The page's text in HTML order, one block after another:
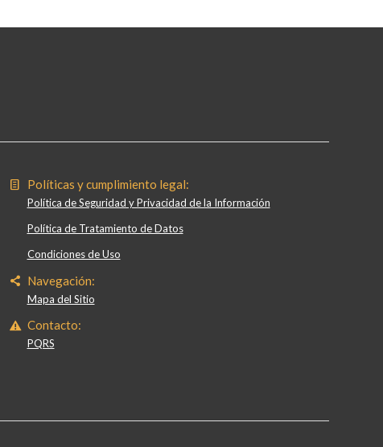
Políticas y cumplimiento legal:
Política de Seguridad y Privacidad de la Información
Política de Tratamiento de Datos
Condiciones de Uso
Navegación:
Mapa del Sitio
Contacto:
PQRS